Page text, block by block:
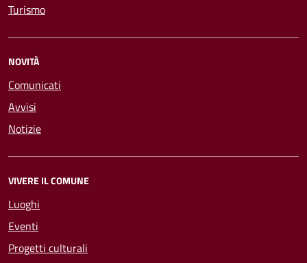
Turismo
NOVITÀ
Comunicati
Avvisi
Notizie
VIVERE IL COMUNE
Luoghi
Eventi
Progetti culturali